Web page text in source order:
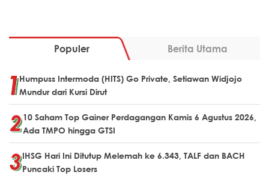
Populer Berita Utama
Humpuss Intermoda (HITS) Go Private, Setiawan Widjojo
Mundur dari Kursi Dirut
10 Saham Top Gainer Perdagangan Kamis 6 Agustus 2026,
Ada TMPO hingga GTSI
IHSG Hari Ini Ditutup Melemah ke 6.343, TALF dan BACH
Puncaki Top Losers